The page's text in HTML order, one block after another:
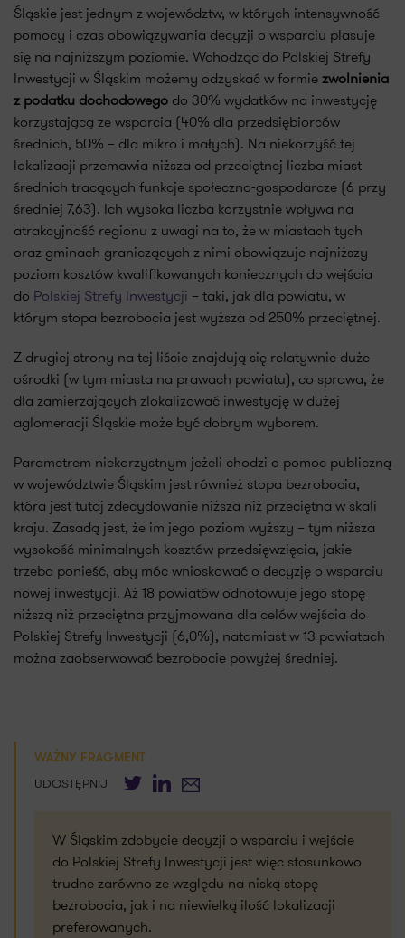
Śląskie jest jednym z województw, w których intensywność
pomocy i czas obowiązywania decyzji o wsparciu plasuje
się na najniższym poziomie. Wchodząc do Polskiej Strefy
Inwestycji w Śląskim możemy odzyskać w formiezwolnienia
z podatku dochodowego do 30% wydatków na inwestycję
korzystającą ze wsparcia (40% dla przedsiębiorców
średnich, 50% – dla mikro i małych). Na niekorzyść tej
lokalizacji przemawia niższa od przeciętnej liczba miast
średnich tracących funkcje społeczno-gospodarcze (6 przy
średniej 7,63). Ich wysoka liczba korzystnie wpływa na
atrakcyjność regionu z uwagi na to, że w miastach tych
oraz gminach graniczących z nimi obowiązuje najniższy
poziom kosztów kwalifikowanych koniecznych do wejścia
do Polskiej Strefy Inwestycji – taki, jak dla powiatu, w
którym stopa bezrobocia jest wyższa od 250% przeciętnej.
Z drugiej strony na tej liście znajdują się relatywnie duże
ośrodki (w tym miasta na prawach powiatu), co sprawa, że
dla zamierzających zlokalizować inwestycję w dużej
aglomeracji Śląskie może być dobrym wyborem.
Parametrem niekorzystnym jeżeli chodzi o pomoc publiczną
w województwie Śląskim jest również stopa bezrobocia,
która jest tutaj zdecydowanie niższa niż przeciętna w skali
kraju. Zasadą jest, że im jego poziom wyższy – tym niższa
wysokość minimalnych kosztów przedsięwzięcia, jakie
trzeba ponieść, aby móc wnioskować o decyzję o wsparciu
nowej inwestycji. Aż 18 powiatów odnotowuje jego stopę
niższą niż przeciętna przyjmowana dla celów wejścia do
Polskiej Strefy Inwestycji (6,0%), natomiast w 13 powiatach
można zaobserwować bezrobocie powyżej średniej.
WAŻNY FRAGMENT
UDOSTĘPNIJ TwitterLinkedIn
E-mail
W Śląskim zdobycie decyzji o wsparciu i wejście
do Polskiej Strefy Inwestycji jest więc stosunkowo
trudne zarówno ze względu na niską stopę
bezrobocia, jak i na niewielką ilość lokalizacji
preferowanych.